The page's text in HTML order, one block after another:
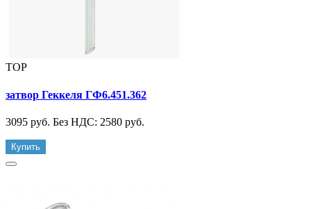
TOP
затвор Геккеля ГФ6.451.362
3095 руб. Без НДС: 2580 руб.
Купить